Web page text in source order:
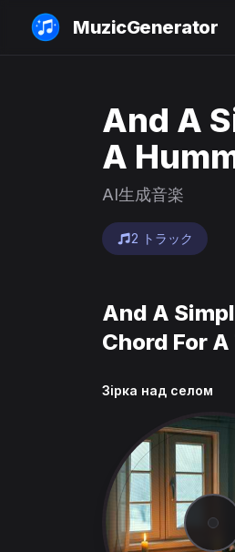
MuzicGenerator
And A
A
AI生成音楽
2 トラック
And A
Chord For
Зірка над селом